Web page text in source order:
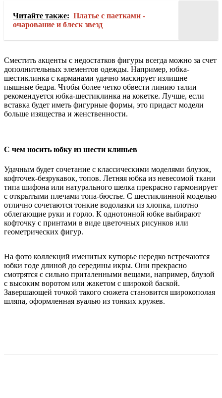
Читайте также: Платье с паетками -
очарование и блеск звезд
Сместить акценты с недостатков фигуры всегда можно за счет
дополнительных элементов одежды. Например, юбка-
шестиклинка с карманами удачно маскирует излишне
пышные бедра. Чтобы более четко обвести линию талии
рекомендуется юбка-шестиклинка на кокетке. Лучше, если
вставка будет иметь фигурные формы, это придаст модели
больше изящества и женственности.
С чем носить юбку из шести клиньев
Удачным будет сочетание с классическими моделями блузок,
кофточек-безрукавок, топов. Летняя юбка из невесомой ткани
типа шифона или натурального шелка прекрасно гармонирует
с открытыми плечами топа-бюстье. С шестиклинной моделью
отлично сочетаются тонкие водолазки из хлопка, плотно
облегающие руки и горло. К однотонной юбке выбирают
кофточку с принтами в виде цветочных рисунков или
геометрических фигур.
На фото коллекций именитых кутюрье нередко встречаются
юбки годе длиной до середины икры. Они прекрасно
смотрятся с сильно приталенными вещами, например, блузой
с высоким воротом или жакетом с широкой баской.
Завершающей точкой такого сюжета становится широкополая
шляпа, оформленная вуалью из тонких кружев.